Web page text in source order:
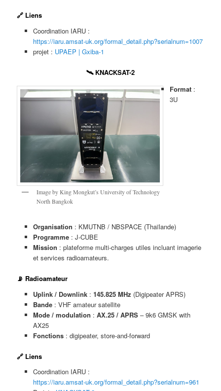
🔗 Liens
Coordination IARU :
https://iaru.amsat-uk.org/formal_detail.php?serialnum=1007
projet : UPAEP | Gxiba-1
🛰️ KNACKSAT-2
Image by King Mongkut’s University of Technology
North Bangkok
Format :
3U
Organisation : KMUTNB / NBSPACE (Thaïlande)
Programme: J-CUBE
Mission : plateforme multi-charges utiles incluant imagerie
et services radioamateurs.
📡 Radioamateur
Uplink / Downlink: 145.825 MHz (Digipeater APRS)
Bande: VHF amateur satellite
Mode / modulation : AX.25 / APRS– 9k6 GMSK with
AX25
Fonctions: digipeater, store-and-forward
🔗 Liens
Coordination IARU :
https://iaru.amsat-uk.org/formal_detail.php?serialnum=961